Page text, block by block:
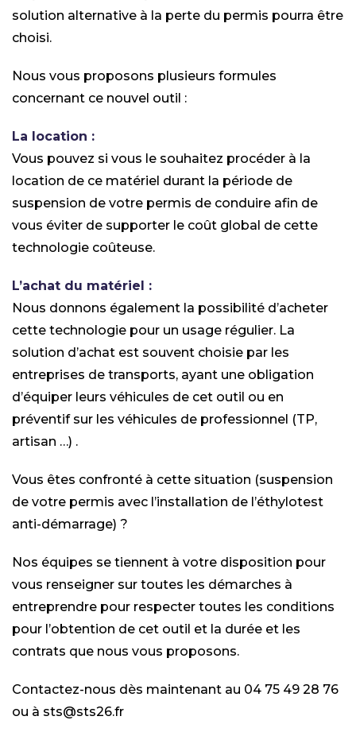
solution alternative à la perte du permis pourra être
choisi.
Nous vous proposons plusieurs formules
concernant ce nouvel outil :
La location :
Vous pouvez si vous le souhaitez procéder à la
location de ce matériel durant la période de
suspension de votre permis de conduire afin de
vous éviter de supporter le coût global de cette
technologie coûteuse.
L’achat du matériel :
Nous donnons également la possibilité d’acheter
cette technologie pour un usage régulier. La
solution d’achat est souvent choisie par les
entreprises de transports, ayant une obligation
d’équiper leurs véhicules de cet outil ou en
préventif sur les véhicules de professionnel (TP,
artisan …) .
Vous êtes confronté à cette situation (suspension
de votre permis avec l’installation de l’éthylotest
anti-démarrage) ?
Nos équipes se tiennent à votre disposition pour
vous renseigner sur toutes les démarches à
entreprendre pour respecter toutes les conditions
pour l’obtention de cet outil et la durée et les
contrats que nous vous proposons.
Contactez-nous dès maintenant au 04 75 49 28 76
ou à sts@sts26.fr